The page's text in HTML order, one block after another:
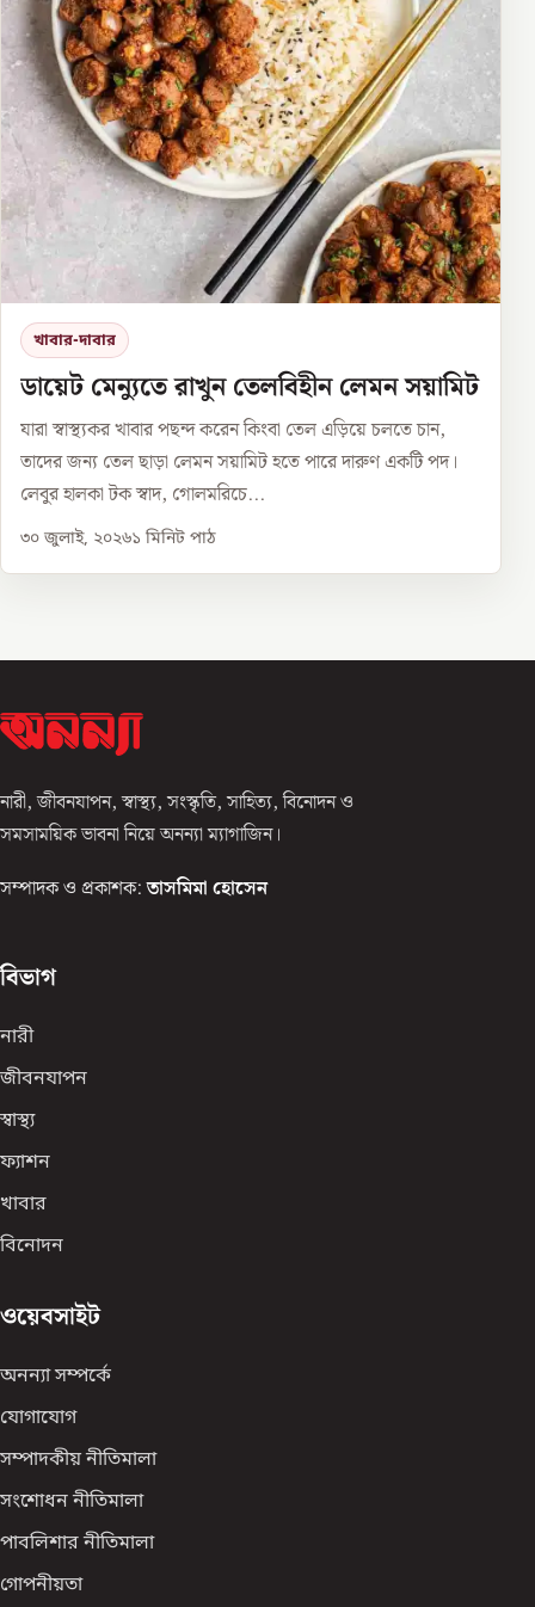
খাবার-দাবার
ডায়েট মেন্যুতে রাখুন তেলবিহীন লেমন সয়ামিট
যারা স্বাস্থ্যকর খাবার পছন্দ করেন কিংবা তেল এড়িয়ে চলতে চান,
তাদের জন্য তেল ছাড়া লেমন সয়ামিট হতে পারে দারুণ একটি পদ।
লেবুর হালকা টক স্বাদ, গোলমরিচে...
৩০ জুলাই, ২০২৬১ মিনিট পাঠ
নারী, জীবনযাপন, স্বাস্থ্য, সংস্কৃতি, সাহিত্য, বিনোদন ও
সমসাময়িক ভাবনা নিয়ে অনন্যা ম্যাগাজিন।
সম্পাদক ও প্রকাশক: তাসমিমা হোসেন
বিভাগ
নারী
জীবনযাপন
স্বাস্থ্য
ফ্যাশন
খাবার
বিনোদন
ওয়েবসাইট
অনন্যা সম্পর্কে
যোগাযোগ
সম্পাদকীয় নীতিমালা
সংশোধন নীতিমালা
পাবলিশার নীতিমালা
গোপনীয়তা